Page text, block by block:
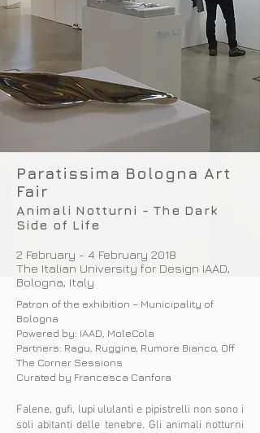
Paratissima Bologna Art
Fair
Animali Notturni - The Dark
Side of Life
2 February - 4 February 2018
The Italian University for Design IAAD,
Bologna, Italy
Patron of the exhibition – Municipality of
Bologna
Powered by: IAAD, MoleCola
Partners: Ragu, Ruggine, Rumore Bianco, Off
The Corner Sessions
Curated by Francesca Canfora
Falene, gufi, lupi ululanti e pipistrelli non sono i
soli abitanti delle tenebre. Gli animali notturni